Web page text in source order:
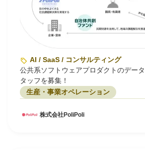
AI / SaaS / コンサルティング
公共系ソフトウェアプロダクトのデー
タッフを募集！
生産・事業オペレーション
株式会社PoliPoli